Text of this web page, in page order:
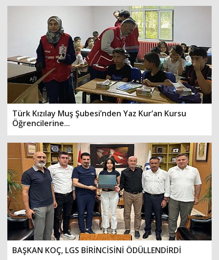
Türk Kızılay Muş Şubesi’nden Yaz Kur’an Kursu
Öğrencilerine...
BAŞKAN KOÇ, LGS BİRİNCİSİNİ ÖDÜLLENDİRDİ